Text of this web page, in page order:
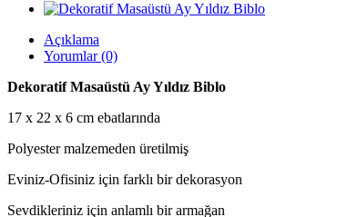
Açıklama
Yorumlar (0)
Dekoratif Masaüstü Ay Yıldız Biblo
17 x 22 x 6 cm ebatlarında
Polyester malzemeden üretilmiş
Eviniz-Ofisiniz için farklı bir dekorasyon
Sevdikleriniz için anlamlı bir armağan